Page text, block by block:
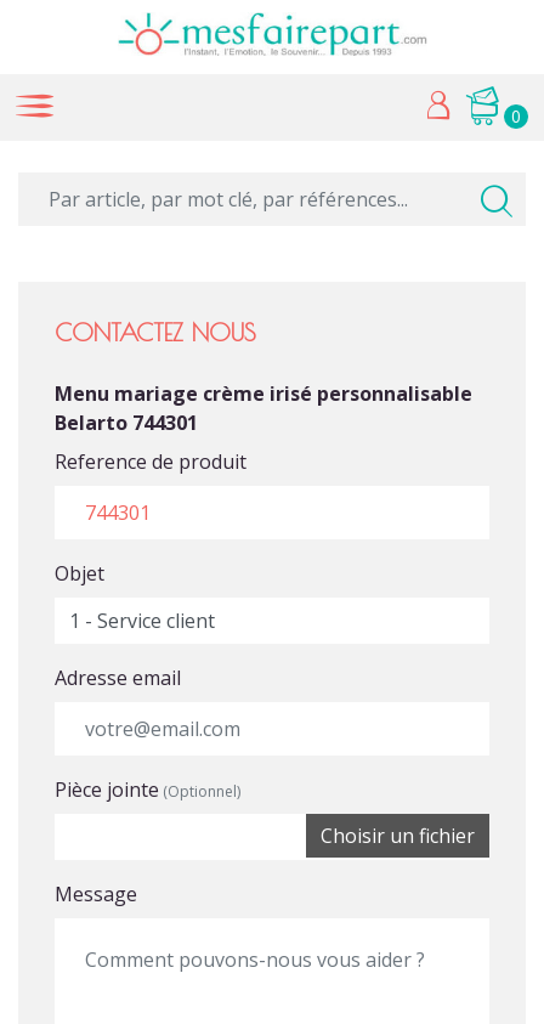
0
CONTACTEZ NOUS
Menu mariage crème irisé personnalisable
Belarto 744301
Reference de produit
Objet
Adresse email
Pièce jointe (Optionnel)
Message